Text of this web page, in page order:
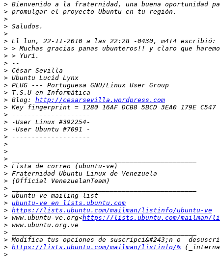
>
>
>
>
>
>
>
>
>
>
>
>
>
> Blog: http://cesarsevilla.wordpress.com
>
>
>
>
>
>
>
>
>
>
>
>
>
> ubuntu-ve en lists.ubuntu.com
> https://lists.ubuntu.com/mailman/listinfo/ubuntu-ve
> www.ubuntu-ve.org<https://lists.ubuntu.com/mailman/
>
>
>
> https://lists.ubuntu.com/mailman/listinfo/%
>